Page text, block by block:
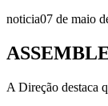
noticia07 de maio
A Direção destaca